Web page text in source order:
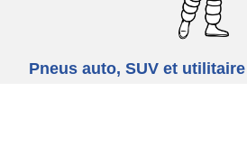
Pneus auto, SUV et utilitaire